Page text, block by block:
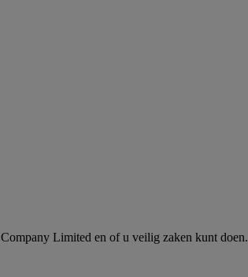
Limited en of u veilig zaken kunt doen.